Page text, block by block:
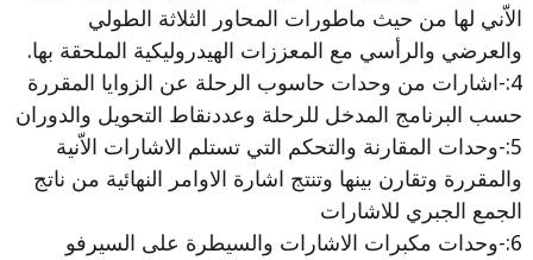
الاّني لها من حيث ماطورات المحاور الثلاثة الطولي
والعرضي والرأسي مع المعززات الهيدروليكية الملحقة بها.
4:-اشارات من وحدات حاسوب الرحلة عن الزوايا المقررة
حسب البرنامج المدخل للرحلة وعددنقاط التحويل والدوران
5:-وحدات المقارنة والتحكم التي تستلم الاشارات الاّنية
والمقررة وتقارن بينها وتنتج اشارة الاوامر النهائية من ناتج
الجمع الجبري للاشارات
6:-وحدات مكبرات الاشارات والسيطرة على السيرفو